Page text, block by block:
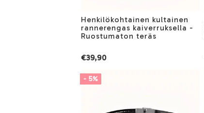
Henkilökohtainen kultainen
rannerengas kaiverruksella -
Ruostumaton teräs
€39,90
- 5%